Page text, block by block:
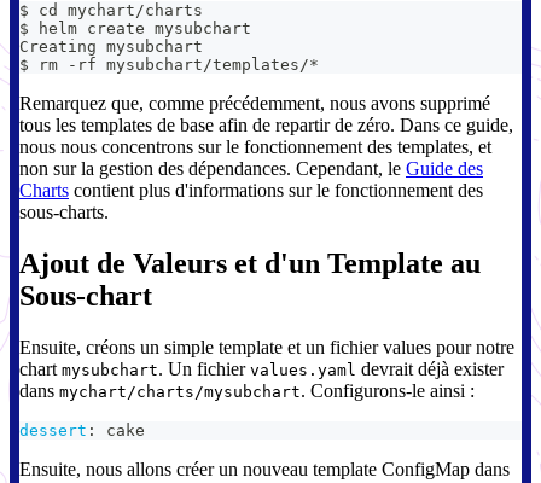
$ cd mychart/charts
$ helm create mysubchart
Creating mysubchart
$ rm -rf mysubchart/templates/*
Remarquez que, comme précédemment, nous avons supprimé
tous les templates de base afin de repartir de zéro. Dans ce guide,
nous nous concentrons sur le fonctionnement des templates, et
non sur la gestion des dépendances. Cependant, le Guide des
Charts contient plus d'informations sur le fonctionnement des
sous-charts.
Ajout de Valeurs et d'un Template au
Sous-chart
Ensuite, créons un simple template et un fichier values pour notre
chart mysubchart. Un fichier values.yaml devrait déjà exister
dans mychart/charts/mysubchart. Configurons-le ainsi :
dessert : cake
Ensuite, nous allons créer un nouveau template ConfigMap dans